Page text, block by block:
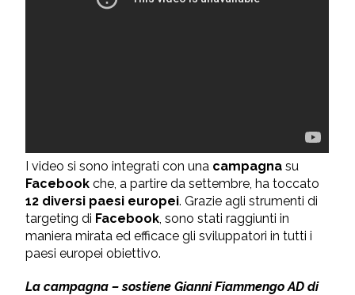
I video si sono integrati con una campagna su
Facebook che, a partire da settembre, ha toccato
12 diversi paesi europei. Grazie agli strumenti di
targeting di Facebook, sono stati raggiunti in
maniera mirata ed efficace gli sviluppatori in tutti i
paesi europei obiettivo.
La campagna – sostiene Gianni Fiammengo AD di